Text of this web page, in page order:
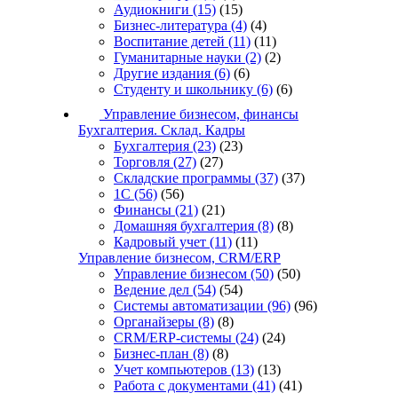
Аудиокниги (15) (15)
Бизнес-литература (4) (4)
Воспитание детей (11) (11)
Гуманитарные науки (2) (2)
Другие издания (6) (6)
Студенту и школьнику (6) (6)
Управление бизнесом, финансы
Бухгалтерия. Склад. Кадры
Бухгалтерия (23) (23)
Торговля (27) (27)
Складские программы (37) (37)
1С (56) (56)
Финансы (21) (21)
Домашняя бухгалтерия (8) (8)
Кадровый учет (11) (11)
Управление бизнесом, CRM/ERP
Управление бизнесом (50) (50)
Ведение дел (54) (54)
Системы автоматизации (96) (96)
Органайзеры (8) (8)
CRM/ERP-системы (24) (24)
Бизнес-план (8) (8)
Учет компьютеров (13) (13)
Работа с документами (41) (41)